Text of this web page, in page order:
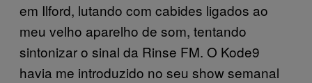
em Ilford, lutando com cabides ligados ao
meu velho aparelho de som, tentando
sintonizar o sinal da Rinse FM. O Kode9
havia me introduzido no seu show semanal